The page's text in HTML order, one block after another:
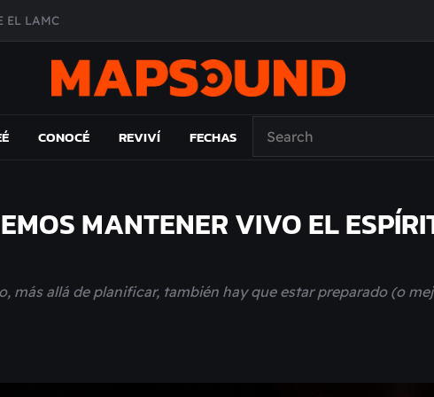
EL LAMC
DE ÉPOCA EN FORMA DE DISCO
CONOCÉ REVIVÍ FECHAS
MANTENER VIVO EL
más allá de planificar, también hay que estar preparado (o